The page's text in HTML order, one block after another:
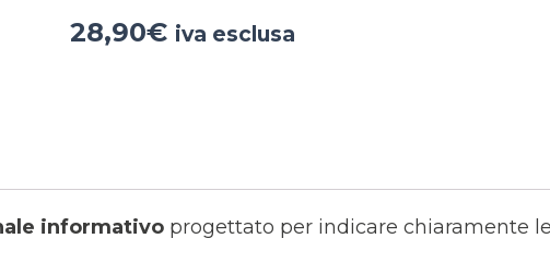
28,90€ iva esclusa
informativo progettato per indicare chiaramente